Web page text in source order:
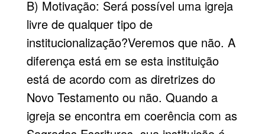
B) Motivação: Será possível uma igreja
livre de qualquer tipo de
institucionalização?Veremos que não. A
diferença está em se esta instituição
está de acordo com as diretrizes do
Novo Testamento ou não. Quando a
igreja se encontra em coerência com as